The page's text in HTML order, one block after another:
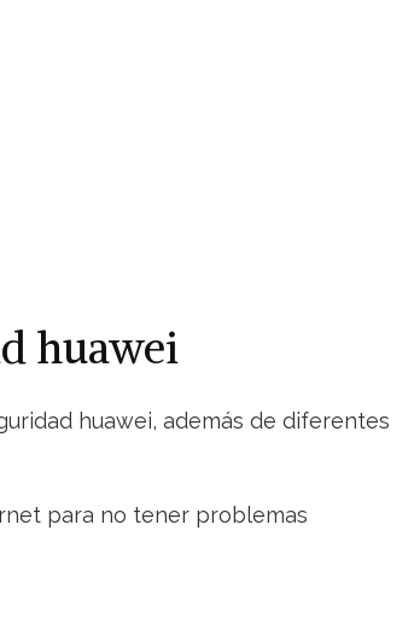
huawei
huawei, además de diferentes
para no tener problemas